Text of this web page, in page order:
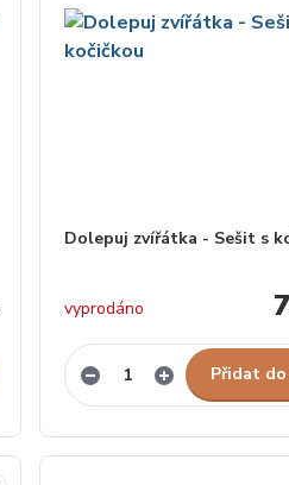
Dolepuj zvířátka - Sešit s
vyprodáno
Přidat